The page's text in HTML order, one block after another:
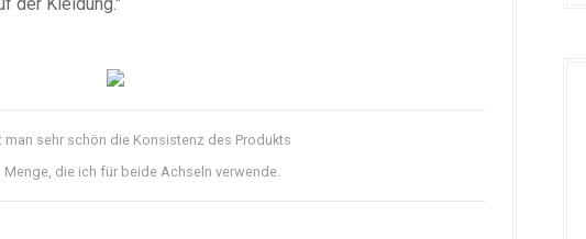
man sehr schön die Konsistenz des Produkts
die ich für beide Achseln verwende.